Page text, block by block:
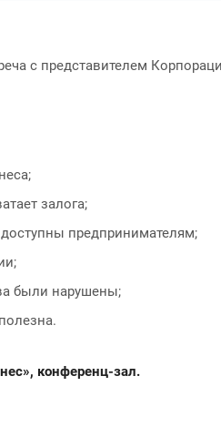
с представителем
залога;
предпринимателям;
были нарушены;
конференц-зал.